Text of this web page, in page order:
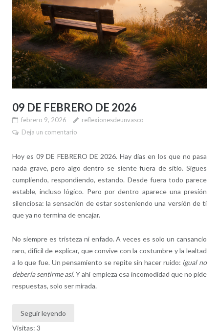
09 DE FEBRERO DE 2026
febrero 9, 2026
reflexionesdeunvasco
Deja un comentario
Hoy es 09 DE FEBRERO DE 2026. Hay días en los que no pasa
nada grave, pero algo dentro se siente fuera de sitio. Sigues
cumpliendo, respondiendo, estando. Desde fuera todo parece
estable, incluso lógico. Pero por dentro aparece una presión
silenciosa: la sensación de estar sosteniendo una versión de ti
que ya no termina de encajar.
No siempre es tristeza ni enfado. A veces es solo un cansancio
raro, difícil de explicar, que convive con la costumbre y la lealtad
a lo que fue. Un pensamiento se repite sin hacer ruido: igual no
debería sentirme así. Y ahí empieza esa incomodidad que no pide
respuestas, solo ser mirada.
Seguir leyendo
Visitas: 3